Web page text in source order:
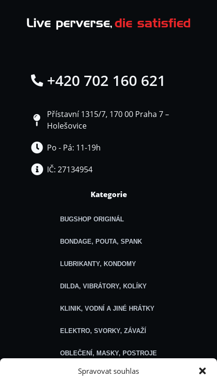
Spravovat souhlas
+420 702 160 621
Přístavní 1315/7, 170 00 Praha 7 –
Holešovice
Po - Pá: 11-19h
IČ: 27134954
Kategorie
BUGSHOP ORIGINÁL
BONDAGE, POUTA, SPANK
LUBRIKANTY, KONDOMY
DILDA, VIBRÁTORY, KOLÍKY
KLINIK, VODNÍ A JINÉ HRÁTKY
ELEKTRO, SVORKY, ZÁVAŽÍ
OBLEČENÍ, MASKY, POSTROJE
SEXSHOP